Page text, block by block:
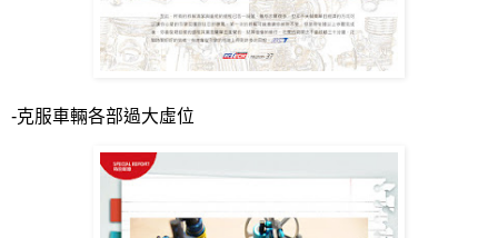
-克服車輛各部過大虛位